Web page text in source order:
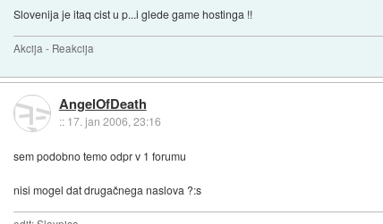
Slovenija je itaq cist u p...i glede game hostinga !!
Akcija - Reakcija
AngelOfDeath
:: 17. jan 2006, 23:16
sem podobno temo odpr v 1 forumu
nisi mogel dat drugačnega naslova ?:s